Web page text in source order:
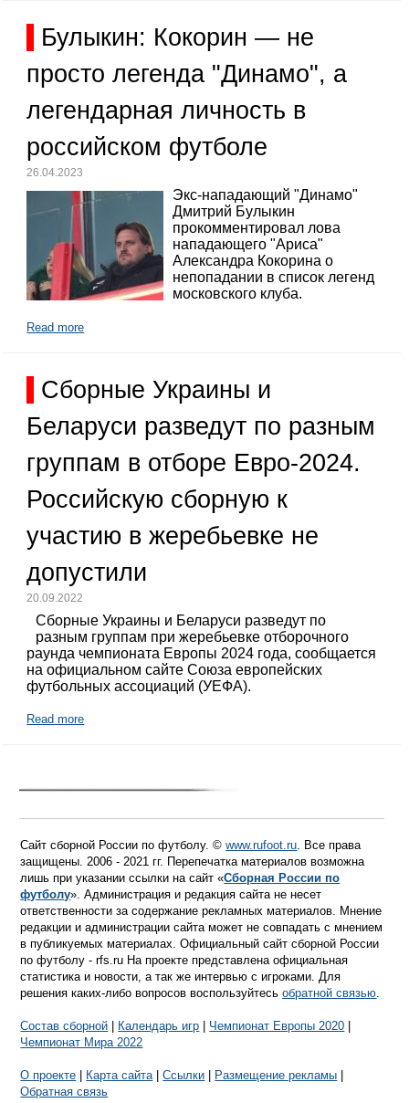
Булыкин: Кокорин — не
просто легенда "Динамо", а
легендарная личность в
российском футболе
26.04.2023
Экс-нападающий "Динамо"
Дмитрий Булыкин
прокомментировал лова
нападающего "Ариса"
Александра Кокорина о
непопадании в список легенд
московского клуба.
Read more
Сборные Украины и
Беларуси разведут по разным
группам в отборе Евро-2024.
Российскую сборную к
участию в жеребьевке не
допустили
20.09.2022
Сборные Украины и Беларуси разведут по
разным группам при жеребьевке отборочного
раунда чемпионата Европы 2024 года, сообщается
на официальном сайте Союза европейских
футбольных ассоциаций (УЕФА).
Read more
Сайт сборной России по футболу. ©www.rufoot.ru. Все права
защищены. 2006 - 2021 гг. Перепечатка материалов возможна
лишь при указании ссылки на сайт «Сборная России по
футболу». Администрация и редакция сайта не несет
ответственности за содержание рекламных материалов. Мнение
редакции и администрации сайта может не совпадать с мнением
в публикуемых материалах. Официальный сайт сборной России
по футболу - rfs.ru На проекте представлена официальная
статистика и новости, а так же интервью с игроками. Для
решения каких-либо вопросов воспользуйтесьобратной связью.
Состав сборной Календарь игр Чемпионат Европы 2020
Чемпионат Мира 2022
О проекте Карта сайта|Ссылки Размещение рекламы
Обратная связь